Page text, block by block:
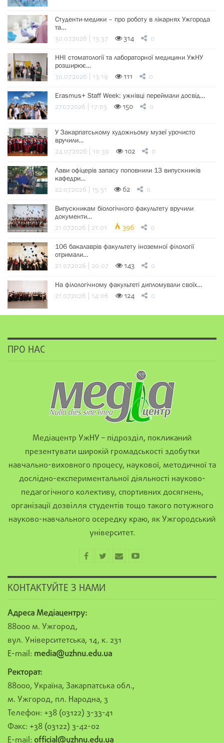
Студенти-медики – про роботу в лікарнях Ужгорода
та…
30.07.2026 | 13:37 314 0
ННІ стоматології та лабораторної медицини УжНУ
розширює…
30.07.2026 | 13:19 111 0
Erasmus+ Staff Week: ужнівці переймали досвід…
27.07.2026 | 17:03 150 0
У Закарпатському художньому музеї урочисто
вручили…
24.07.2026 | 10:39 102 0
Лави офіцерів запасу поповнили 13 випускників
кафедри…
22.07.2026 | 15:51 62 0
Випускникам біологічного факультету вручили
документи…
21.07.2026 | 21:01 396 0
106 бакалаврів факультету іноземної філології
отримали…
21.07.2026 | 20:07 143 0
На філологічному факультеті дипломували своїх…
21.07.2026 | 14:06 124 0
ПРО НАС
Медіацентр УжНУ – підрозділ, покликаний
презентувати широкій громадськості здобутки
навчально-виховного процесу, наукової, методичної та
дослідно-експериментальної діяльності науково-
педагогічного колективу, спортивних досягнень,
організації дозвілля студентів тощо такого потужного
науково-навчального осередку краю, як Ужгородський
університет.
КОНТАКТУЙТЕ З НАМИ
Адреса Медіацентру:
88000 м. Ужгород,
вул. Університетська, 14, к. 231
E-mail: media@uzhnu.edu.ua
Ректорат:
88000, Україна, Закарпатська обл.,
м. Ужгород, пл. Народна, 3
Телефон: +38 (03122) 3-33-41
Факс: +38 (03122) 3-42-02